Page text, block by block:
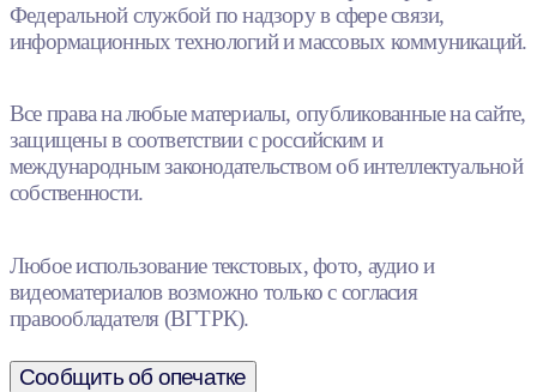
Федеральной службой по надзору в сфере связи,
информационных технологий и массовых коммуникаций.
Все права на любые материалы, опубликованные на сайте,
защищены в соответствии с российским и
международным законодательством об интеллектуальной
собственности.
Любое использование текстовых, фото, аудио и
видеоматериалов возможно только с согласия
правообладателя (ВГТРК).
Сообщить об опечатке